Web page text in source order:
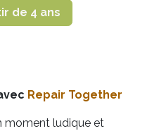
de 4 ans
Repair Together
moment ludique et